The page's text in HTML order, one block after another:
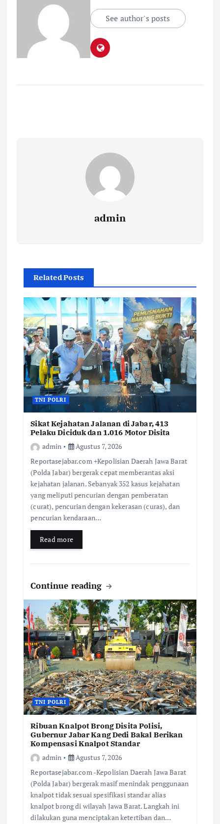
See author's posts
admin
Related Posts
TNI POLRI
Sikat Kejahatan Jalanan di Jabar, 413
Pelaku Diciduk dan 1.016 Motor Disita
admin
Agustus 7, 2026
Reportasejabar.com +Kepolisian Daerah Jawa Barat
(Polda Jabar) bergerak cepat memberantas aksi
kejahatan jalanan. Sebanyak 352 kasus kejahatan
yang meliputi pencurian dengan pemberatan
(curat), pencurian dengan kekerasan (curas), dan
pencurian kendaraan…
Read more
Continue reading
TNI POLRI
Ribuan Knalpot Brong Disita Polisi,
Gubernur Jabar Kang Dedi Bakal Berikan
Kompensasi Knalpot Standar
admin
Agustus 7, 2026
Reportasejabar.com -Kepolisian Daerah Jawa Barat
(Polda Jabar) bergerak masif menindak penggunaan
knalpot tidak sesuai spesifikasi standar alias
knalpot brong di wilayah Jawa Barat. Langkah ini
dilakukan guna menciptakan ketertiban dan…